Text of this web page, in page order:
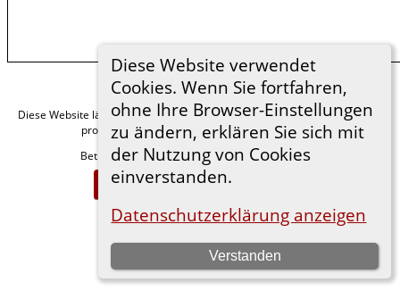
Diese Website verwendet
Cookies. Wenn Sie fortfahren,
ohne Ihre Browser-Einstellungen
zu ändern, erklären Sie sich mit
der Nutzung von Cookies
einverstanden.
Datenschutzerklärung anzeigen
Verstanden
Diese Website läuft mit The Next Generation of Genealogy Sitebuildingv. 15.0.1,
programmiert von Darrin Lythgoe © 2001-2026.
Betreut von
Florian Wiedner. |Datenschutzerklärung
Zur Desktop-Webseite wechseln